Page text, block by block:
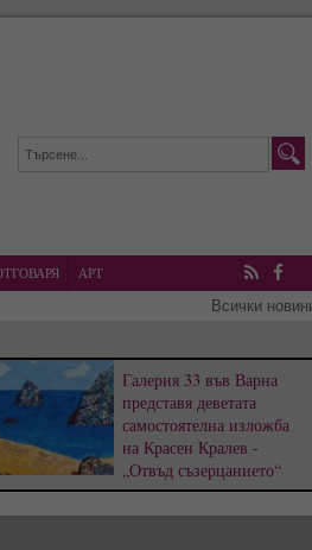
АРТ
RSS
Всички
Галерия 33 във Варна
представя деветата
самостоятелна изложба
на Красен Кралев -
„Отвъд съзерцанието“